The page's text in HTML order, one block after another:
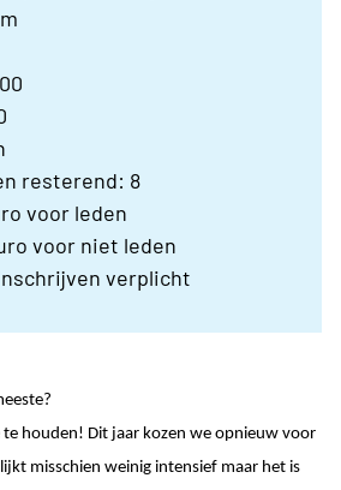
resterend: 8
voor leden
voor niet leden
verplicht
te houden! Dit jaar kozen we opnieuw voor
misschien weinig intensief maar het is